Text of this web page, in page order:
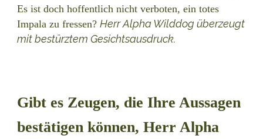
Es ist doch hoffentlich nicht verboten, ein totes
Impala zu fressen? Herr Alpha Wilddog überzeugt
mit bestürztem Gesichtsausdruck.
Gibt es Zeugen, die Ihre Aussagen
bestätigen können, Herr Alpha